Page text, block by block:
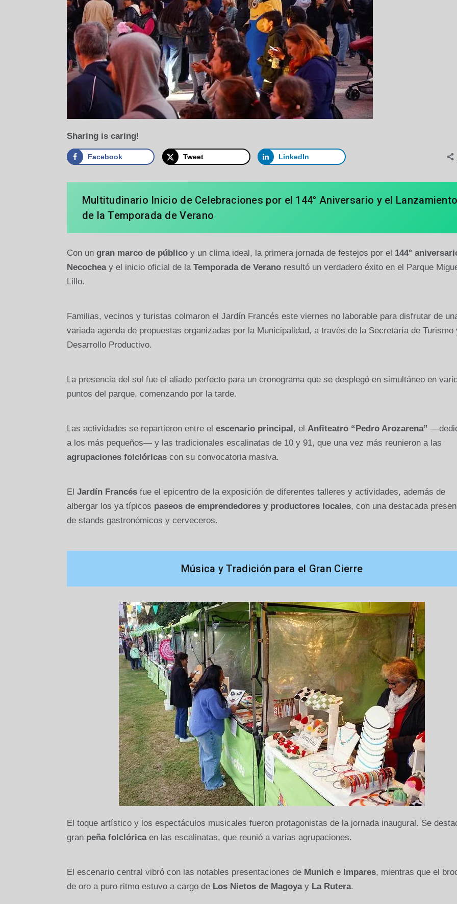
Sharing is caring!
Facebook Tweet LinkedIn
Multitudinario Inicio de Celebraciones por el 144° Aniversario y el
de la Temporada de Verano
Con un gran marco de públicoy un clima ideal, la primera jornada de festejos por el 144°
Necocheay el inicio oficial de la Temporada de Veranoresultó un verdadero éxito en el Parque
Lillo.
Familias, vecinos y turistas colmaron el Jardín Francés este viernes no laborable para disfrutar de
variada agenda de propuestas organizadas por la Municipalidad, a través de la Secretaría de Turismo
Desarrollo Productivo.
La presencia del sol fue el aliado perfecto para un cronograma que se desplegó en simultáneo en
puntos del parque, comenzando por la tarde.
Las actividades se repartieron entre el escenario principal , el Anfiteatro “Pedro Arozarena”
a los más pequeños— y las tradicionales escalinatas de 10 y 91, que una vez más reunieron a las
agrupaciones folclóricascon su convocatoria masiva.
El Jardín Francésfue el epicentro de la exposición de diferentes talleres y actividades, además de
albergar los ya típicos paseos de emprendedores y productores locales, con una destacada
de stands gastronómicos y cerveceros.
Música y Tradición para el Gran Cierre
El toque artístico y los espectáculos musicales fueron protagonistas de la jornada inaugural. Se
gran peña folclóricaen las escalinatas, que reunió a varias agrupaciones.
El escenario central vibró con las notables presentaciones de Muniche Impares, mientras que el
de oro a puro ritmo estuvo a cargo de Los Nietos de Magoyay La Rutera.